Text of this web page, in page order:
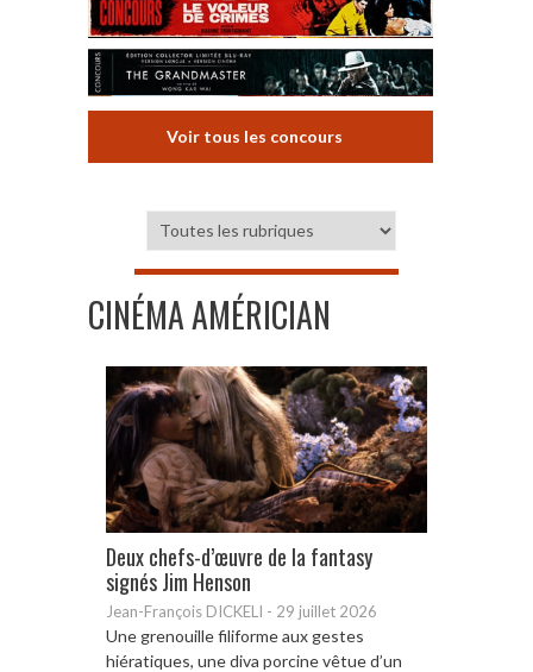
Voir tous les concours
CINÉMA AMÉRICIAN
Deux chefs-d’œuvre de la fantasy
signés Jim Henson
Jean-François DICKELI - 29 juillet 2026
Une grenouille filiforme aux gestes
hiératiques, une diva porcine vêtue d’un